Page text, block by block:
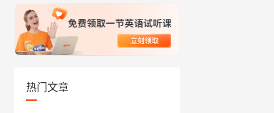
热门文章